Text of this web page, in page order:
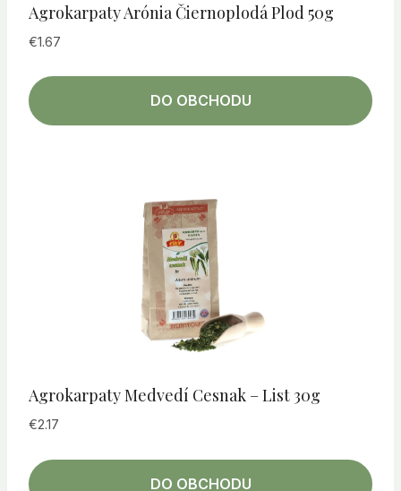
Agrokarpaty Arónia Čiernoplodá Plod 50g
€1.67
DO OBCHODU
Agrokarpaty Medvedí Cesnak – List 30g
€2.17
DO OBCHODU